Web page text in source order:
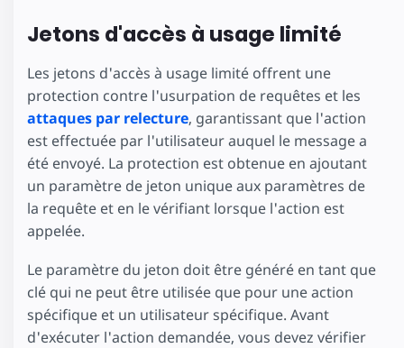
Jetons d'accès à usage limité
Les jetons d'accès à usage limité offrent une
protection contre l'usurpation de requêtes et les
attaques par relecture, garantissant que l'action
est effectuée par l'utilisateur auquel le message a
été envoyé. La protection est obtenue en ajoutant
un paramètre de jeton unique aux paramètres de
la requête et en le vérifiant lorsque l'action est
appelée.
Le paramètre du jeton doit être généré en tant que
clé qui ne peut être utilisée que pour une action
spécifique et un utilisateur spécifique. Avant
d'exécuter l'action demandée, vous devez vérifier